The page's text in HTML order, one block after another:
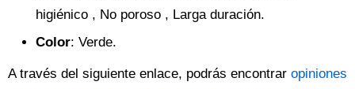
higiénico , No poroso , Larga duración.
Color: Verde.
A través del siguiente enlace, podrás encontrar opiniones